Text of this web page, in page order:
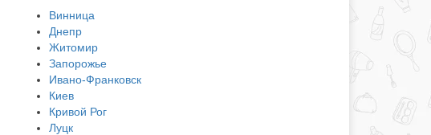
Винница
Днепр
Житомир
Запорожье
Ивано-Франковск
Киев
Кривой Рог
Луцк